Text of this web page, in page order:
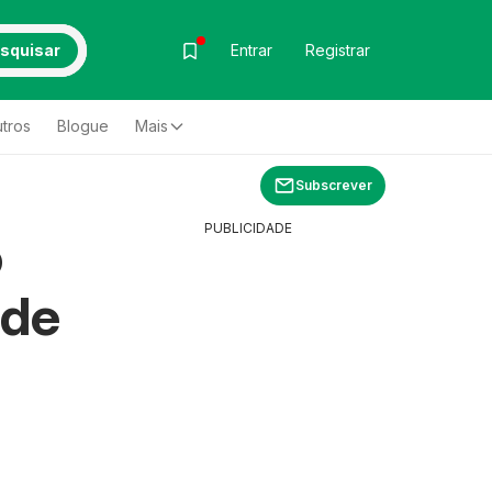
Entrar Registrar
Blogue Mais
Subscrever
PUBLICIDADE